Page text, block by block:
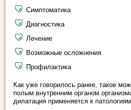
Симптоматика
Диагностика
Лечение
Возможные осложнения
Профилактика
Как уже говорилось ранее, такое
полым внутренним органом
дилатация применяется к